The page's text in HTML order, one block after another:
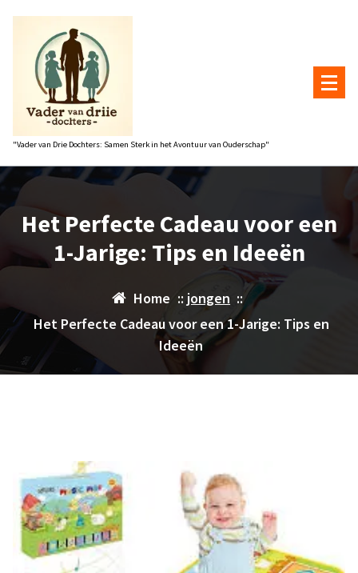
"Vader van Drie Dochters: Samen Sterk in het Avontuur van Ouderschap"
Het Perfecte Cadeau voor een
1-Jarige: Tips en Ideeën
Home :: jongen ::
Het Perfecte Cadeau voor een 1-Jarige: Tips en
Ideeën